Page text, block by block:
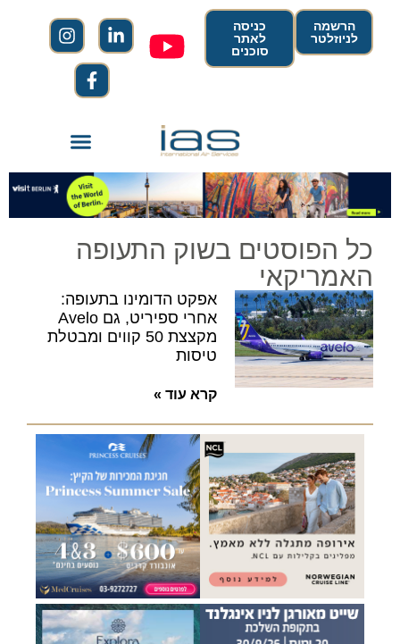
הרשמה
לניוזלטר
כניסה
לאתר
סוכנים
כל הפוסטים בשוק התעופה
האמריקאי
אפקט הדומינו בתעופה:
אחרי ספיריט, גם Avelo
מקצצת 50 קווים ומבטלת
טיסות
קרא עוד »